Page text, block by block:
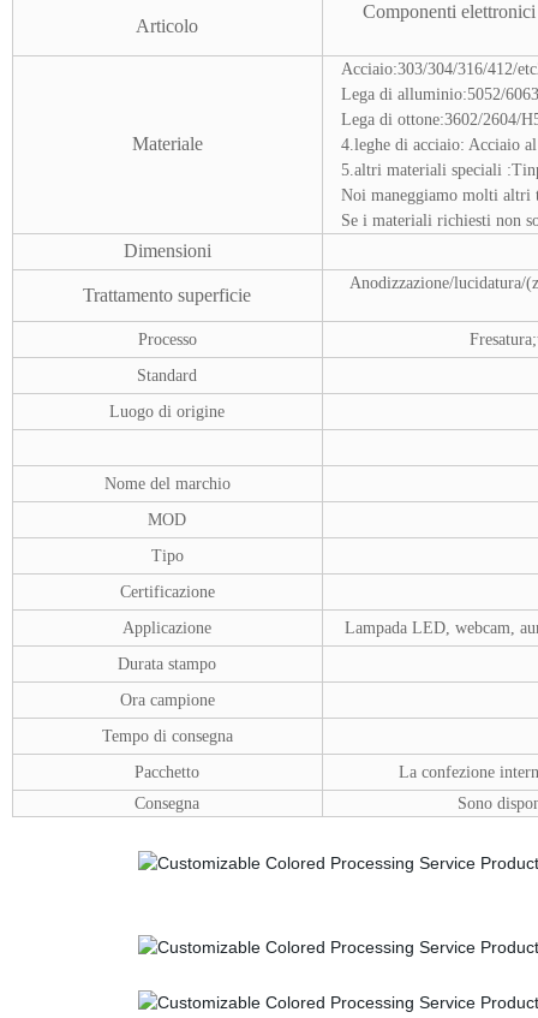
Articolo
Componenti
Materiale
Acciaio:303/304/316/412/
Lega di alluminio:5052/
Lega di ottone:3602/2604/
4.leghe di acciaio: Acciaio
5.altri materiali speciali
Noi maneggiamo molti
Se i materiali richiesti non
Dimensioni
Trattamento superficie
Anodizzazione/lucidatura/
Processo
Standard
Luogo di origine
Nome del marchio
MOD
Tipo
Certificazione
Applicazione
Lampada LED, webcam,
Durata stampo
Ora campione
Tempo di consegna
Pacchetto
La confezione
Consegna
Sono